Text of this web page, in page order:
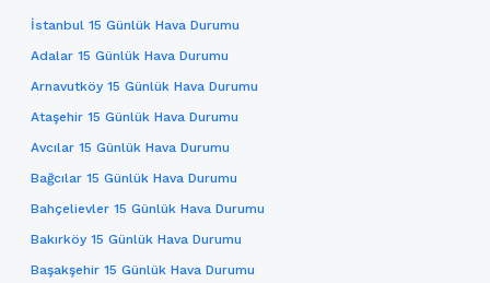
İstanbul 15 Günlük Hava Durumu
Adalar 15 Günlük Hava Durumu
Arnavutköy 15 Günlük Hava Durumu
Ataşehir 15 Günlük Hava Durumu
Avcılar 15 Günlük Hava Durumu
Bağcılar 15 Günlük Hava Durumu
Bahçelievler 15 Günlük Hava Durumu
Bakırköy 15 Günlük Hava Durumu
Başakşehir 15 Günlük Hava Durumu